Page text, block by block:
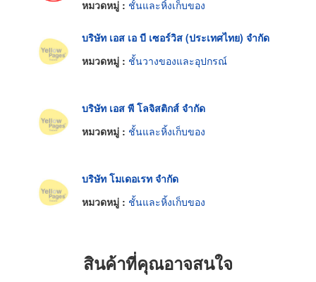
หมวดหมู่ : ชั้นและหิ้งเก็บของ
บริษัท เอส เอ บี เซอร์วิส (ประเทศไทย) จำกัด
หมวดหมู่ : ชั้นวางของและอุปกรณ์
บริษัท เอส พี โลจิสติกส์ จำกัด
หมวดหมู่ : ชั้นและหิ้งเก็บของ
บริษัท โมเดอเรท จำกัด
หมวดหมู่ : ชั้นและหิ้งเก็บของ
สินค้าที่คุณอาจสนใจ